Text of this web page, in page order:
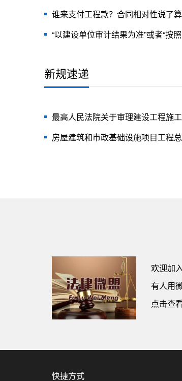
及处
谁来支付工程款？合同相对性说了算
“以建设单位审计结果为准”或者“按
新规速递
最高人民法院关于审理建设工程施
（一））
房屋建筑和市政基础设施项目工程
欢迎加
有人用
点击查
快捷方式